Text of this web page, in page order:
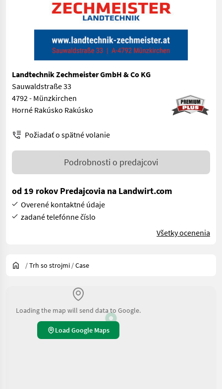
Landtechnik Zechmeister GmbH & Co KG
Sauwaldstraße 33
4792 - Münzkirchen
Horné Rakúsko Rakúsko
Požiadať o spätné volanie
Podrobnosti o predajcovi
od 19 rokov Predajcovia na Landwirt.com
Overené kontaktné údaje
zadané telefónne číslo
Všetky ocenenia
/Trh so strojmi /Case
Loading the map will send data to Google.
Load Google Maps